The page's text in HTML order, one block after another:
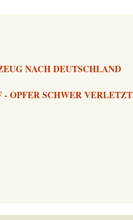
NACH DEUTSCHLAND
OPFER SCHWER VERLETZT